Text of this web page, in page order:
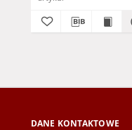
DANE KONTAKTOWE